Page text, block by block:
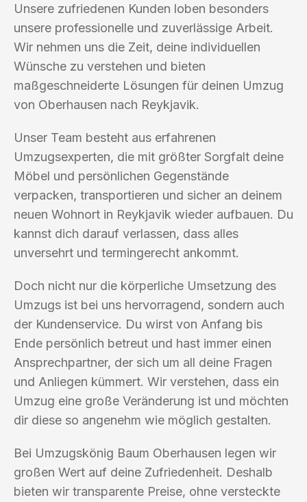
Unsere zufriedenen Kunden loben besonders
unsere professionelle und zuverlässige Arbeit.
Wir nehmen uns die Zeit, deine individuellen
Wünsche zu verstehen und bieten
maßgeschneiderte Lösungen für deinen Umzug
von Oberhausen nach Reykjavik.
Unser Team besteht aus erfahrenen
Umzugsexperten, die mit größter Sorgfalt deine
Möbel und persönlichen Gegenstände
verpacken, transportieren und sicher an deinem
neuen Wohnort in Reykjavik wieder aufbauen. Du
kannst dich darauf verlassen, dass alles
unversehrt und termingerecht ankommt.
Doch nicht nur die körperliche Umsetzung des
Umzugs ist bei uns hervorragend, sondern auch
der Kundenservice. Du wirst von Anfang bis
Ende persönlich betreut und hast immer einen
Ansprechpartner, der sich um all deine Fragen
und Anliegen kümmert. Wir verstehen, dass ein
Umzug eine große Veränderung ist und möchten
dir diese so angenehm wie möglich gestalten.
Bei Umzugskönig Baum Oberhausen legen wir
großen Wert auf deine Zufriedenheit. Deshalb
bieten wir transparente Preise, ohne versteckte